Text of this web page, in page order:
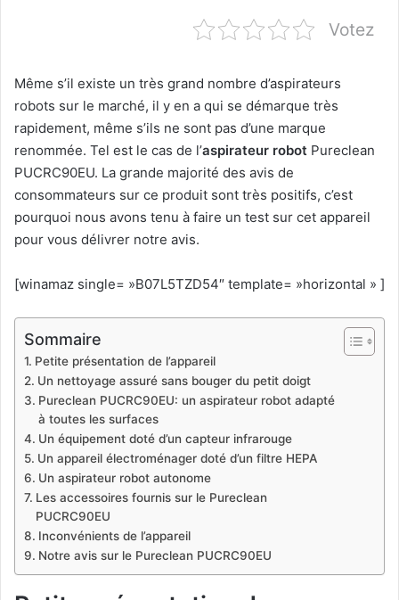
Votez
Même s’il existe un très grand nombre d’aspirateurs
robots sur le marché, il y en a qui se démarque très
rapidement, même s’ils ne sont pas d’une marque
renommée. Tel est le cas de l’aspirateur robot Pureclean
PUCRC90EU. La grande majorité des avis de
consommateurs sur ce produit sont très positifs, c’est
pourquoi nous avons tenu à faire un test sur cet appareil
pour vous délivrer notre avis.
[winamaz single= »B07L5TZD54″ template= »horizontal » ]
Sommaire
Petite présentation de l’appareil
Un nettoyage assuré sans bouger du petit doigt
Pureclean PUCRC90EU: un aspirateur robot adapté
à toutes les surfaces
Un équipement doté d’un capteur infrarouge
Un appareil électroménager doté d’un filtre HEPA
Un aspirateur robot autonome
Les accessoires fournis sur le Pureclean
PUCRC90EU
Inconvénients de l’appareil
Notre avis sur le Pureclean PUCRC90EU